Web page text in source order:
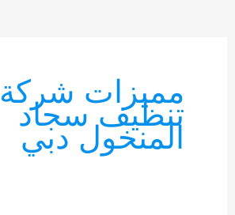
مميزات شركة
تنظيف سجاد
المنخول دبي